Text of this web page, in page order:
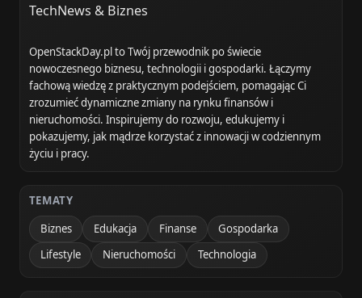
TechNews & Biznes
OpenStackDay.pl to Twój przewodnik po świecie
nowoczesnego biznesu, technologii i gospodarki. Łączymy
fachową wiedzę z praktycznym podejściem, pomagając Ci
zrozumieć dynamiczne zmiany na rynku finansów i
nieruchomości. Inspirujemy do rozwoju, edukujemy i
pokazujemy, jak mądrze korzystać z innowacji w codziennym
życiu i pracy.
TEMATY
Biznes
Edukacja Finanse
Gospodarka
Lifestyle
Nieruchomości Technologia